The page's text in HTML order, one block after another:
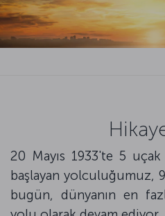
20 Mayıs 1933'te 5
başlayan yolculuğumuz,
bugün, dünyanın en